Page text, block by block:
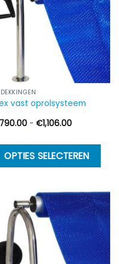
vast oprolsysteem
- €1,106.00Prijsklasse:
€1,106.00
OPTIES SELECTEREN